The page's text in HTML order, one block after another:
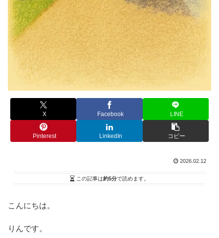
X Facebook LINE
Pinterest LinkedIn コピー
2026.02.12
この記事は約5分で読めます。
こんにちは。
りんです。